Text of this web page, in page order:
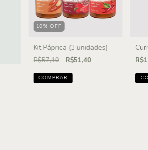
10% OFF
Kit Páprica (3 unidades)
R$57,10 R$51,40